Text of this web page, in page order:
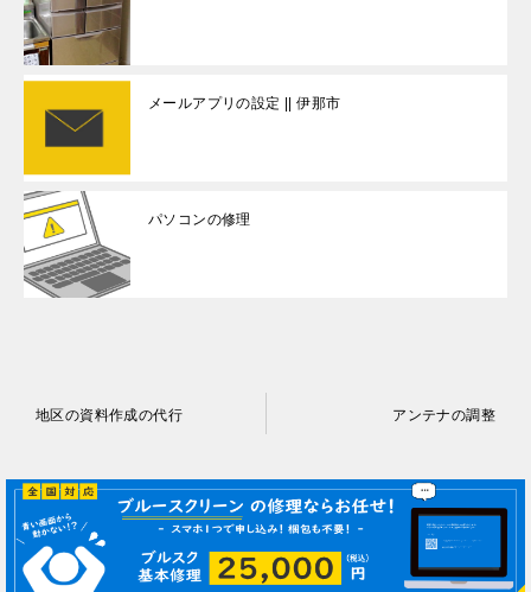
メールアプリの設定 || 伊那市
パソコンの修理
ナ
ビ
ゲ
地区の資料作成の代行 アンテナの調整